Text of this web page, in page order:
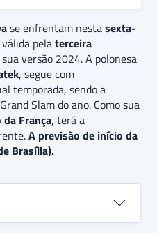
se enfrentam na
Garros 2024.Na principal
do tênis e único
nesta superfície, a
Iga Swiatek, terá
a checaMarie
da Iga Swiatek, pelo
contra Naomi
disso, há a
uma aposta de“Iga
se enfrentam nestasexta-
pelaterceira
versão 2024. A polonesa
, segue com
temporada, sendo a
Slam do ano. Como sua
França, terá a
A previsão de início da
Brasília).